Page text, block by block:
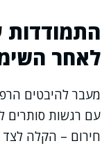
התמודדות
לאחר
מעבר להיבטים
עם רגשות סותרים
חירום – הקלה